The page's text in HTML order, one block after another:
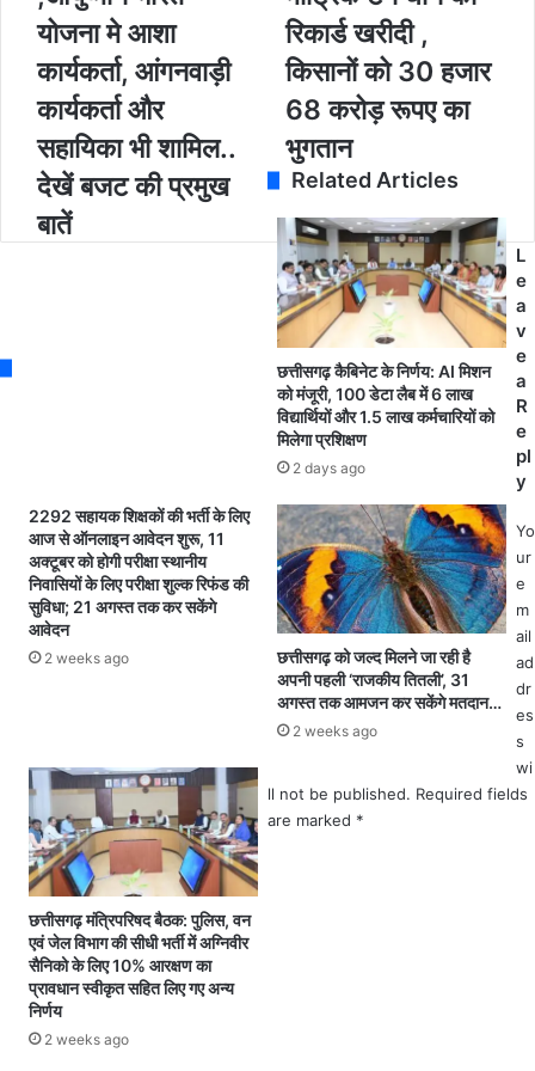
2
-
2
5
:
छ
त
प
र
ह
र
म
ही
ने
3
ट
क
नि
शु
ल्‍क
बि
ज
ली
,
योजना मे आशा
कार्यकर्ता, आंगनवाड़ी
कार्यकर्ता और
सहायिका भी शामिल..
देखें बजट की प्रमुख
बातें
नि
वा
र
औ
र
र
वि
र
को
भी
हो
गी
ख
री
दी
,
रा
ज्य
में
1
4
4
.
1
1
ला
ख
मी
ट
न
रिकार्ड खरीदी ,
किसानों को 30 हजार
68 करोड़ रूपए का
भुगतान
Related Articles
छत्तीसगढ़ कैबिनेट के निर्णय: AI मिशन
को मंजूरी, 100 डेटा लैब में 6 लाख
विद्यार्थियों और 1.5 लाख कर्मचारियों को
मिलेगा प्रशिक्षण
2 days ago
2292 सहायक शिक्षकों की भर्ती के लिए
आज से ऑनलाइन आवेदन शुरू, 11
अक्टूबर को होगी परीक्षा स्थानीय
निवासियों के लिए परीक्षा शुल्क रिफंड की
सुविधा; 21 अगस्त तक कर सकेंगे
आवेदन
2 weeks ago
छत्तीसगढ़ को जल्द मिलने जा रही है
अपनी पहली ‘राजकीय तितली’, 31
अगस्त तक आमजन कर सकेंगे मतदान…
2 weeks ago
छत्तीसगढ़ मंत्रिपरिषद बैठक: पुलिस, वन
एवं जेल विभाग की सीधी भर्ती में अग्निवीर
सैनिको के लिए 10% आरक्षण का
प्रावधान स्वीकृत सहित लिए गए अन्य
निर्णय
2 weeks ago
L
e
a
v
e
a
R
e
pl
y
Yo
ur
e
m
ail
ad
dr
es
s
wi
ll not be published. Required fields
are marked *